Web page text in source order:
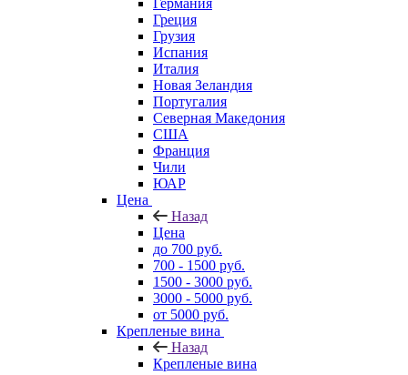
Германия
Греция
Грузия
Испания
Италия
Новая Зеландия
Португалия
Северная Македония
США
Франция
Чили
ЮАР
Цена
Назад
Цена
до 700 руб.
700 - 1500 руб.
1500 - 3000 руб.
3000 - 5000 руб.
от 5000 руб.
Крепленые вина
Назад
Крепленые вина